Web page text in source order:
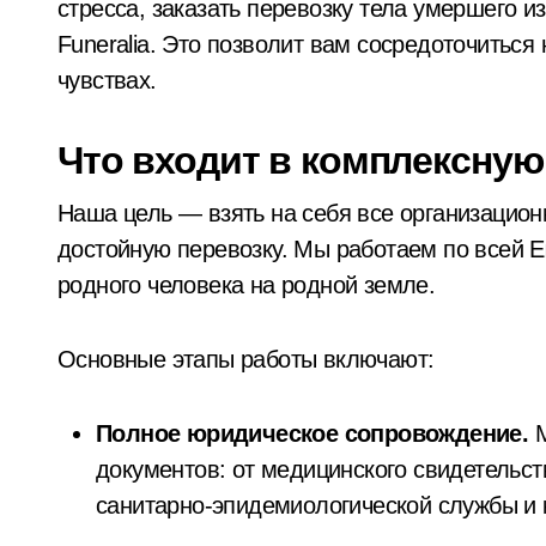
В Київському Святошинському
«Київ під загрозою: шахраї, що
На Київщині 12-річний підліток на
стресса, заказать перевозку тела умершего
Funeralia. Это позволит вам
чувствах.
Что входит в
Наша цель — взять на себя все
достойную перевозку. Мы работаем по всей
родного человека на родной земле.
Основные этапы работы включают:
Полное юридическое сопровождение.
документов: от медицинского
санитарно-эпидемиологической службы и